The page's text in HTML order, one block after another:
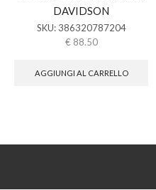
DAVIDSON
SKU: 386320787204
€ 88.50
AGGIUNGI AL CARRELLO